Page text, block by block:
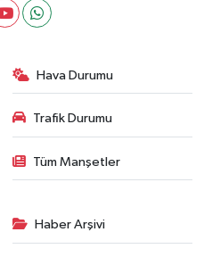
Hava Durumu
Trafik Durumu
Tüm Manşetler
Haber Arşivi